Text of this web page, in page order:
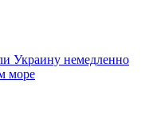
Украину немедленно
море